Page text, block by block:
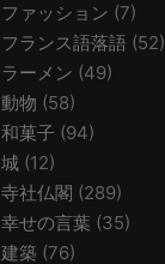
ファッション (7)
フランス語落語 (52)
ラーメン (49)
動物 (58)
和菓子 (94)
城 (12)
寺社仏閣 (289)
幸せの言葉 (35)
建築 (76)